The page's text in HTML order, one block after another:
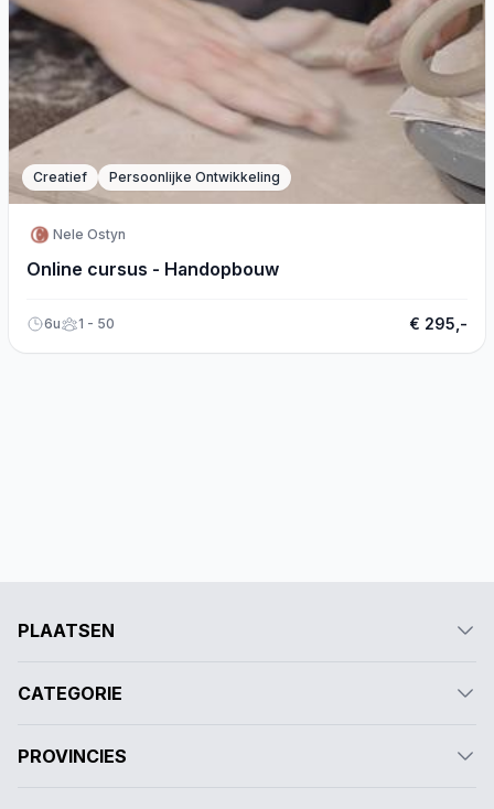
Creatief Persoonlijke Ontwikkeling
Nele Ostyn
Online cursus - Handopbouw
6u 1 - 50 € 295,-
PLAATSEN
CATEGORIE
PROVINCIES